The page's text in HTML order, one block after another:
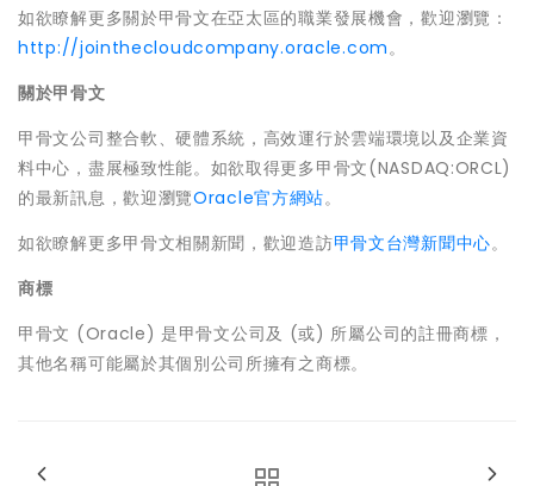
如欲瞭解更多關於甲骨文在亞太區的職業發展機會，歡迎瀏覽：
http://jointhecloudcompany.oracle.com。
關於甲骨文
甲骨文公司整合軟、硬體系統，高效運行於雲端環境以及企業資
料中心，盡展極致性能。如欲取得更多甲骨文(NASDAQ:ORCL)
的最新訊息，歡迎瀏覽Oracle官方網站。
如欲瞭解更多甲骨文相關新聞，歡迎造訪甲骨文台灣新聞中心。
商標
甲骨文 (Oracle) 是甲骨文公司及 (或) 所屬公司的註冊商標，
其他名稱可能屬於其個別公司所擁有之商標。